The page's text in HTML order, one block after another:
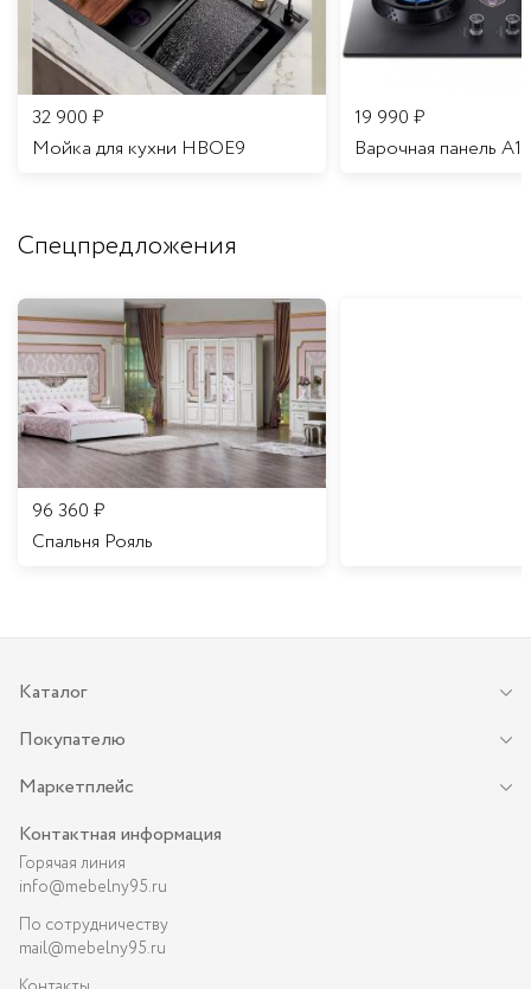
32 900 ₽
Мойка для кухни HBOE9
19 990 ₽
Варочная панель A16
Спецпредложения
96 360 ₽
Спальня Рояль
Каталог
Покупателю
Маркетплейс
Контактная информация
Горячая линия
info@mebelny95.ru
По сотрудничеству
mail@mebelny95.ru